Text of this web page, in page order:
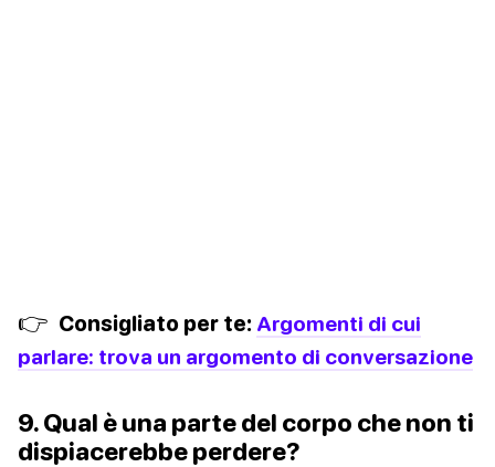
👉 Consigliato per te: Argomenti di cui
parlare: trova un argomento di conversazione
9. Qual è una parte del corpo che non ti
dispiacerebbe perdere?